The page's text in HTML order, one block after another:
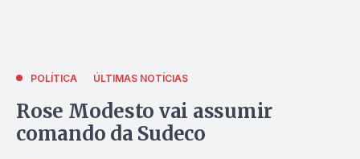
POLÍTICA ÚLTIMAS NOTÍCIAS
Rose Modesto vai assumir
comando da Sudeco